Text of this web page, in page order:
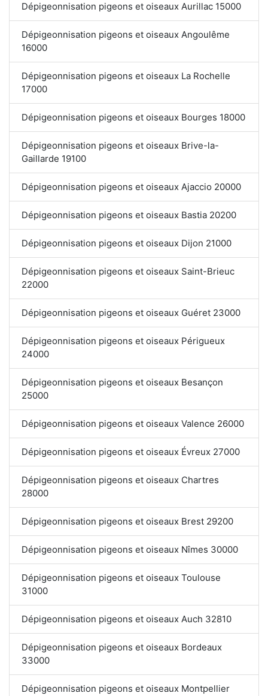
Dépigeonnisation pigeons et oiseaux Aurillac 15000
Dépigeonnisation pigeons et oiseaux Angoulême
16000
Dépigeonnisation pigeons et oiseaux La Rochelle
17000
Dépigeonnisation pigeons et oiseaux Bourges 18000
Dépigeonnisation pigeons et oiseaux Brive-la-
Gaillarde 19100
Dépigeonnisation pigeons et oiseaux Ajaccio 20000
Dépigeonnisation pigeons et oiseaux Bastia 20200
Dépigeonnisation pigeons et oiseaux Dijon 21000
Dépigeonnisation pigeons et oiseaux Saint-Brieuc
22000
Dépigeonnisation pigeons et oiseaux Guéret 23000
Dépigeonnisation pigeons et oiseaux Périgueux
24000
Dépigeonnisation pigeons et oiseaux Besançon
25000
Dépigeonnisation pigeons et oiseaux Valence 26000
Dépigeonnisation pigeons et oiseaux Évreux 27000
Dépigeonnisation pigeons et oiseaux Chartres
28000
Dépigeonnisation pigeons et oiseaux Brest 29200
Dépigeonnisation pigeons et oiseaux Nîmes 30000
Dépigeonnisation pigeons et oiseaux Toulouse
31000
Dépigeonnisation pigeons et oiseaux Auch 32810
Dépigeonnisation pigeons et oiseaux Bordeaux
33000
Dépigeonnisation pigeons et oiseaux Montpellier